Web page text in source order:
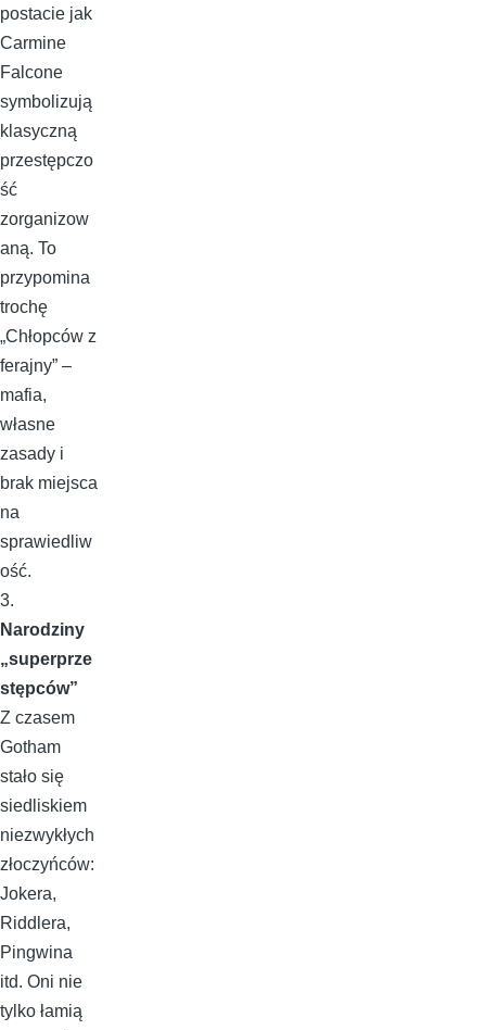
postacie jak
Carmine
Falcone
symbolizują
klasyczną
przestępczo
ść
zorganizow
aną. To
przypomina
trochę
„Chłopców z
ferajny” –
mafia,
własne
zasady i
brak miejsca
na
sprawiedliw
ość.
3.
Narodziny
„superprze
stępców”
Z czasem
Gotham
stało się
siedliskiem
niezwykłych
złoczyńców:
Jokera,
Riddlera,
Pingwina
itd. Oni nie
tylko łamią